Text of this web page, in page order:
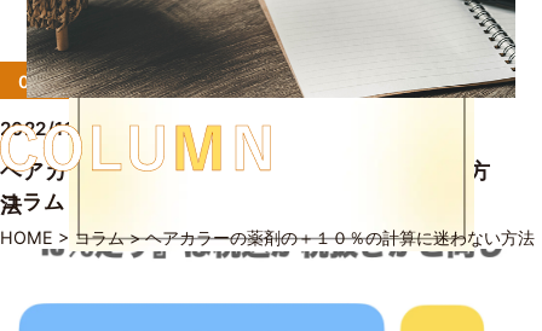
コラム
HOME > コラム>ヘアカラーの薬剤の＋１０％の計算に迷わない方法
0から始める髪色レッスン！
2022/11/04
ヘアカラーの薬剤の＋１０％の計算に迷わない方
法